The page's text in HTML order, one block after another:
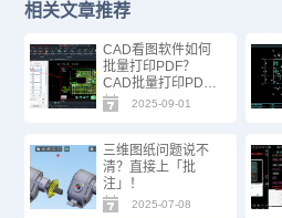
相关文章推荐
CAD看图软件如何
批量打印PDF？
CAD批量打印PDF
方法技巧！
2025-09-01
三维图纸问题说不
清？直接上「批
注」！
2025-07-08